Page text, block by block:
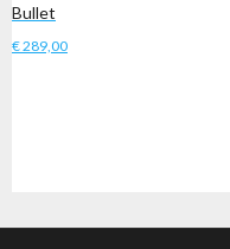
Bullet
€289,00